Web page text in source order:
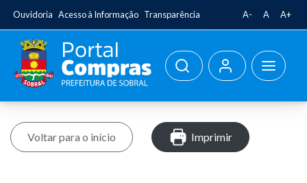
Ouvidoria Acesso à Informação Transparência A- A A+
Voltar para o início Imprimir